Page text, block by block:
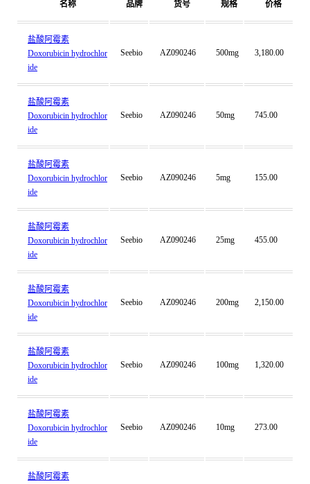
名称 品牌 货号 规格 价格
盐酸阿霉素
Doxorubicin hydrochlor
ide
Seebio AZ090246 500mg 3,180.00
盐酸阿霉素
Doxorubicin hydrochlor
ide
Seebio AZ090246 50mg 745.00
盐酸阿霉素
Doxorubicin hydrochlor
ide
Seebio AZ090246 5mg 155.00
盐酸阿霉素
Doxorubicin hydrochlor
ide
Seebio AZ090246 25mg 455.00
盐酸阿霉素
Doxorubicin hydrochlor
ide
Seebio AZ090246 200mg 2,150.00
盐酸阿霉素
Doxorubicin hydrochlor
ide
Seebio AZ090246 100mg 1,320.00
盐酸阿霉素
Doxorubicin hydrochlor
ide
Seebio AZ090246 10mg 273.00
盐酸阿霉素